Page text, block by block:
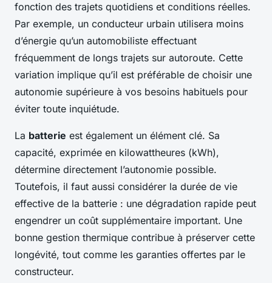
fonction des trajets quotidiens et conditions réelles.
Par exemple, un conducteur urbain utilisera moins
d’énergie qu’un automobiliste effectuant
fréquemment de longs trajets sur autoroute. Cette
variation implique qu’il est préférable de choisir une
autonomie supérieure à vos besoins habituels pour
éviter toute inquiétude.
La batterie est également un élément clé. Sa
capacité, exprimée en kilowattheures (kWh),
détermine directement l’autonomie possible.
Toutefois, il faut aussi considérer la durée de vie
effective de la batterie : une dégradation rapide peut
engendrer un coût supplémentaire important. Une
bonne gestion thermique contribue à préserver cette
longévité, tout comme les garanties offertes par le
constructeur.